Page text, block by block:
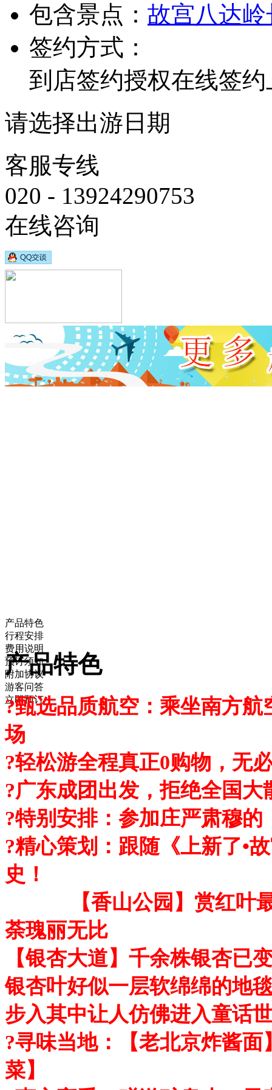
包含景点： 故宫八达
签约方式：
到店签约授权在线签约
请选择出游日期
客服专线
020 - 13924290753
在线咨询
产品特色
行程安排
费用说明
预订须知
附加协议
游客问答
立即预订
产品特色
?甄选品质航空：乘坐南方
场
?轻松游全程真正0购物，无
?广东成团出发，拒绝全国大
?特别安排：参加庄严肃穆的
?精心策划：跟随《上新了•
史！
【香山公园】赏红叶最
荼瑰丽无比
【银杏大道】千余株银杏
银杏叶好似一层软绵绵的地
步入其中让人仿佛进入童话
?寻味当地：【老北京炸酱
菜】